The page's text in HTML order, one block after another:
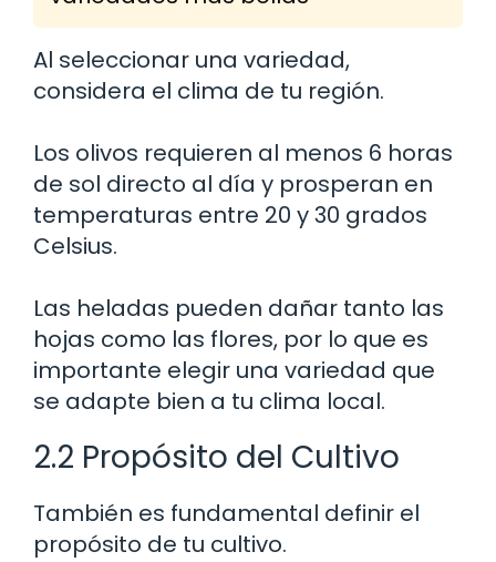
Al seleccionar una variedad,
considera el clima de tu región.
Los olivos requieren al menos 6 horas
de sol directo al día y prosperan en
temperaturas entre 20 y 30 grados
Celsius.
Las heladas pueden dañar tanto las
hojas como las flores, por lo que es
importante elegir una variedad que
se adapte bien a tu clima local.
2.2 Propósito del Cultivo
También es fundamental definir el
propósito de tu cultivo.